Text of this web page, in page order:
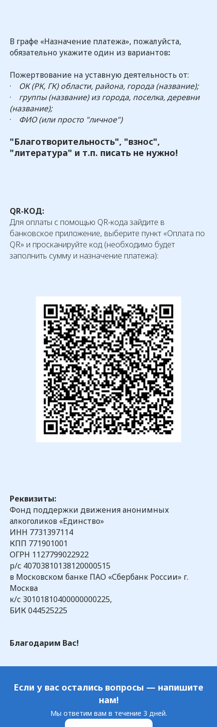
В графе «Назначение платежа», пожалуйста,
обязательно укажите один из вариантов:
Пожертвование на уставную деятельность от:
· ОК (РК, ГК) области, района, города (название);
· группы (название) из города, поселка, деревни
(название);
· ФИО (или просто "личное")
"Благотворительность", "взнос",
"литература" и т.п. писать не нужно!
QR-КОД:
Для оплаты с помощью QR-кода зайдите в
банковское приложение, выберите пункт «Оплата по
QR» и просканируйте код (необходимо будет
заполнить сумму и назначение платежа):
Реквизиты:
Фонд поддержки движения анонимных
алкоголиков «Единство»
ИНН 7731397114
КПП 771901001
ОГРН 1127799022922
р/с 40703810138120000515
в Московском банке ПАО «Сбербанк России» г.
Москва
к/с 30101810400000000225,
БИК 044525225
Благодарим Вас!
Если у вас остались вопросы — напишите
нам!
Мы ответим вам в течение 3 дней.
Последние новости
Посмотреть все